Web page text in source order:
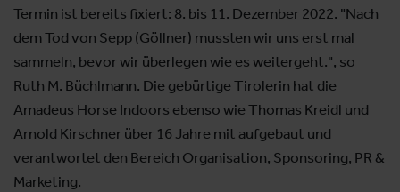
Termin ist bereits fixiert: 8. bis 11. Dezember 2022. "Nach
dem Tod von Sepp (Göllner) mussten wir uns erst mal
sammeln, bevor wir überlegen wie es weitergeht.", so
Ruth M. Büchlmann. Die gebürtige Tirolerin hat die
Amadeus Horse Indoors ebenso wie Thomas Kreidl und
Arnold Kirschner über 16 Jahre mit aufgebaut und
verantwortet den Bereich Organisation, Sponsoring, PR &
Marketing.